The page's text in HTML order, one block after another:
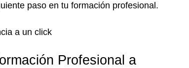
paso en tu formación profesional.
Profesional a